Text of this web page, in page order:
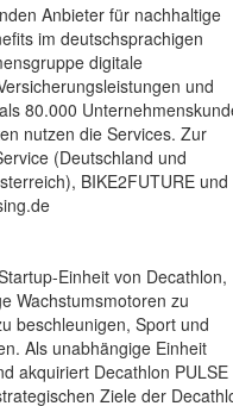
Anbieter für nachhaltige
im deutschsprachigen
digitale
und
80.000
nutzen die Services. Zur
(Deutschland und
BIKE2FUTURE und
Einheit von Decathlon,
Wachstumsmotoren zu
beschleunigen, Sport und
Als unabhängige Einheit
akquiriert Decathlon PULSE
Ziele der